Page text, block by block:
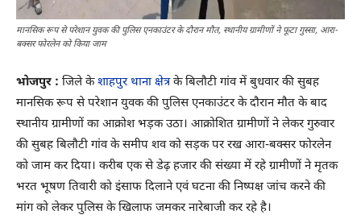
मानसिक रूप से परेशान युवक की पुलिस एनकाउंटर के दौरान मौत, स्थानीय ग्रामीणों ने फूटा गुस्सा, आरा-
बक्सर फोरलेन को किया जाम
भोजपुर : जिले केशाहपुर थाना क्षेत्रके बिलौटी गांव में बुधवार की सुबह
मानसिक रूप से परेशान युवक की पुलिस एनकाउंटर के दौरान मौत के बाद
स्थानीय ग्रामीणों का आक्रोश भड़क उठा। आक्रोशित ग्रामीणों ने लेकर गुरुवार
की सुबह बिलौटी गांव के समीप शव को सड़क पर रख आरा-बक्सर फोरलेन
को जाम कर दिया। करीब एक से डेढ़ हजार की संख्या में रहे ग्रामीणों ने मृतक
भरत भूषण तिवारी को इंसाफ दिलाने एवं घटना की निष्पक्ष जांच करने की
मांग को लेकर पुलिस के खिलाफ जमकर नारेबाजी कर रहे है।